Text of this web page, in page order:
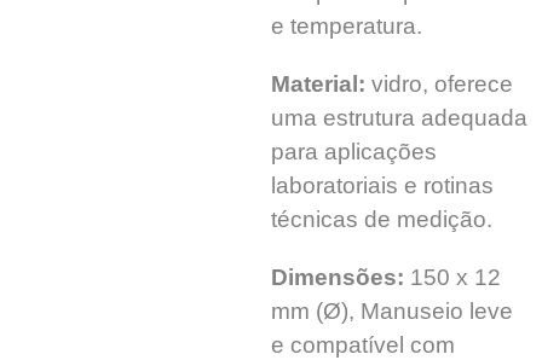
e temperatura.
Material: vidro, oferece
uma estrutura adequada
para aplicações
laboratoriais e rotinas
técnicas de medição.
Dimensões: 150 x 12
mm (Ø), Manuseio leve
e compatível com